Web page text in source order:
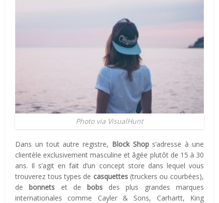
Photo via VisualHunt
Dans un tout autre registre, Block Shops’adresse à une
clientèle exclusivement masculine et âgée plutôt de 15 à 30
ans. Il s’agit en fait d’un concept store dans lequel vous
trouverez tous types de casquettes(truckers ou courbées),
debonnets et debobs des plus grandes marques
internationales comme Cayler & Sons, Carhartt, King